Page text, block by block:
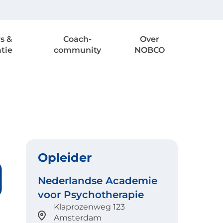
&
Coach-
community
Over
NOBCO
Opleider
Nederlandse Academie
voor Psychotherapie
Klaprozenweg 123
Amsterdam